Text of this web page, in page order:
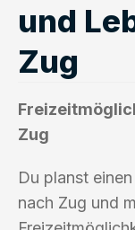
und
Zug
Zug
Du planst
nach Zug und